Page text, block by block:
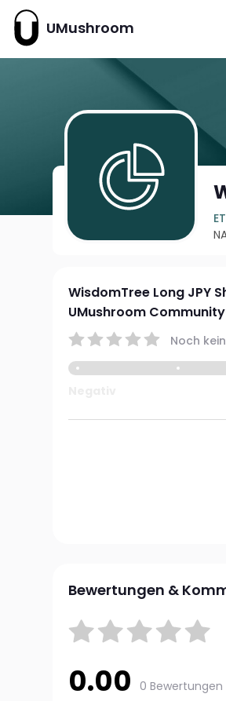
UMushroom
WisdomTree Long JPY
UMushroom
Noch
Bewertungen &
0.00 0 Bewertungen